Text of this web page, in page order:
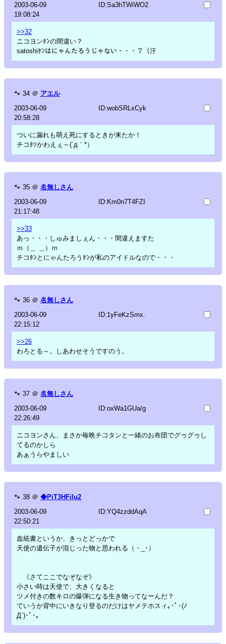
2003-06-09
19:08:24
ID:Sa3hTWiWO2
>>32
ニコヨンﾀﾝの間違い？
satoshiﾀﾝはにゃんたろうじゃない・・・？（汗
🐾 34 ＠ アエル
2003-06-09
20:58:28
ID:wobSRLxCyk
ついに漏れも萌え死にするときが来たか！
チコﾀｿかわえぇ～(´д｀*）
🐾 35 ＠ 名無しさん
2003-06-09
21:17:48
ID:Km0n7T4FZI
>>33
あっ・・・しゅみましぇん・・・間違えますた
ｍ（＿ ＿）ｍ
チコﾀﾝとにゃんたろうﾀﾝが私のアイドルなので・・・
🐾 36 ＠ 名無しさん
2003-06-09
22:15:12
ID:1yFeKzSmx.
>>26
わろとる～。しあわせそうですのう。
🐾 37 ＠ 名無しさん
2003-06-09
22:26:49
ID:oxWa1GUa/g
ニコヨンさん、まさか毎晩チコタンと一緒のお布団でグゥグゥし
てるのかしら
あぁうらやましい
🐾 38 ＠ ◆PiT3HFilu2
2003-06-09
22:50:21
ID:YQ4zzddAqA
血統書というか、きっとどっかで
天使の遺伝子が混じった物と思われる（・_･）
《さてここでなぞなぞ》
小さい時は天使で、大きくなると
ツメ付きの数キロの爆弾になる生き物ってなーんだ？
ていうか背中にいきなり登るのだけはヤメテホスィ｡･ﾟ･(ﾉ
Д`)･ﾟ･｡